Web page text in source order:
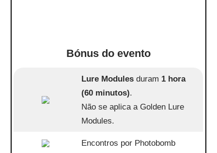
Bónus do evento
Lure Modules duram 1 hora
(60 minutos).
Não se aplica a Golden Lure
Modules.
Encontros por Photobomb